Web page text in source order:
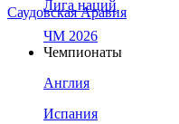
Саудовская Аравия
Лига наций
ЧМ 2026
Чемпионаты
Англия
Испания